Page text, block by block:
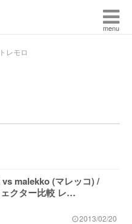
トレモロ
malekko (マレッコ) /
クター比較 レ…
2013/02/20